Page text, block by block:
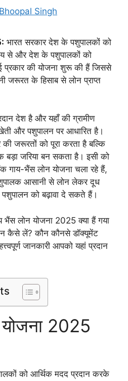
Bhoopal Singh
भारत सरकार देश के पशुपालकों को
से और देश के पशुपालकों को
प्रकार की योजना शुरू की हैं जिससे
जरूरत के हिसाब से लोन प्राप्त
देश है और यहाँ की ग्रामीण
और पशुपालन पर आधारित है।
जरूरतों को पूरा करता है बल्कि
बड़ा जरिया बन सकता है। इसी को
भैंस लोन योजना चला रहे हैं,
आसानी से लोन लेकर दूध
पशुपालन को बढ़ावा दे सकते हैं।
भैंस लोन योजना 2025 क्या हैं गया
कैसे लें? कौन कौनसे डॉक्यूमेंट
जानकारी आपको यहां प्रदान
2025
को आर्थिक मदद प्रदान करके